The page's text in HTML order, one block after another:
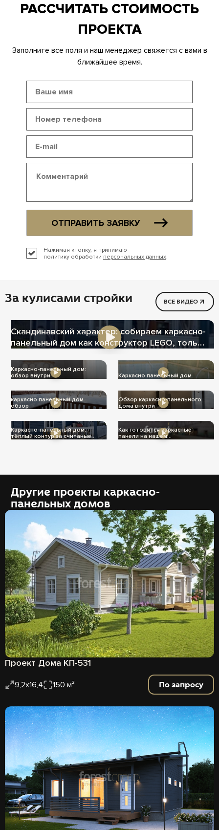
РАССЧИТАТЬ СТОИМОСТЬ
ПРОЕКТА
Заполните все поля и наш менеджер свяжется с вами в
ближайшее время.
ОТПРАВИТЬ ЗАЯВКУ
Нажимая кнопку, я принимаю
политику обработки персональных данных.
За кулисами стройки ВСЕ ВИДЕО
Скандинавский характер: собираем каркасно-
панельный дом как конструктор LEGO, только
Каркасно-панельный дом:
обзор внутри
Каркасно панельный дом
каркасно панельный дом
обзор
Обзор каркасно-панельного
дома внутри
Каркасно-панельный дом:
тёплый контур за считаные
Как готовятся каркасные
панели на нашем
Другие проекты каркасно-
панельных домов
Проект Дома КП-531
9,2х16,4 150 м² По запросу